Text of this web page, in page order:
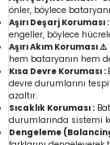
önler, böylece
Aşırı Deşarj Koruması :
engeller, böylece
Aşırı Akım Koruması ⚠️
hem bataryanın hem
Kısa Devre Koruması :
devre durumlarını
azaltır.
Sıcaklık Koruması :
durumlarında sistemi
Dengeleme